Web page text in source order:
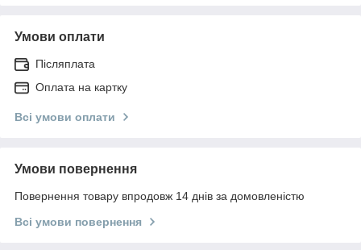
Умови оплати
Післяплата
Оплата на картку
Всі умови оплати
Умови повернення
Повернення товару впродовж 14 днів за домовленістю
Всі умови повернення